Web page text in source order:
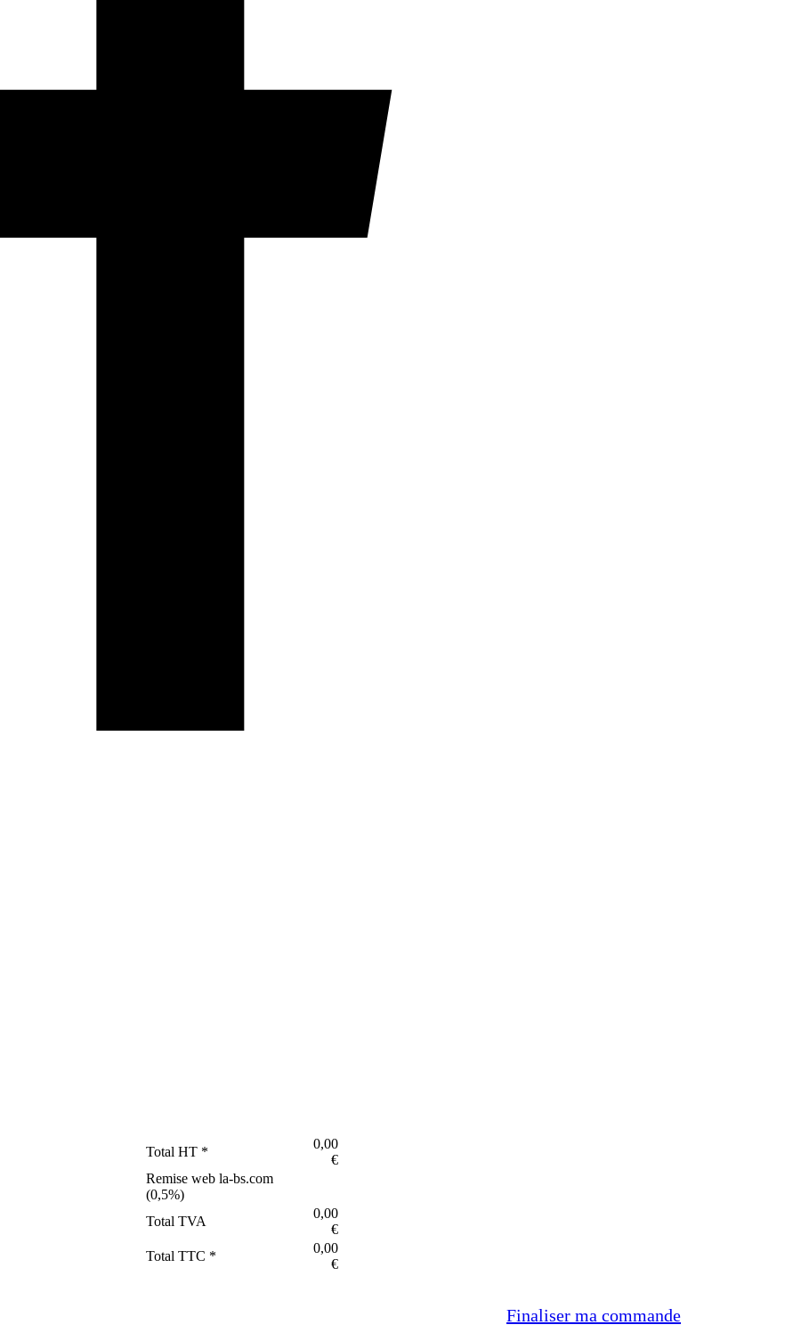
Total HT *
0,00
€
Remise web la-bs.com
(0,5%)
Total TVA
0,00
€
Total TTC *
0,00
€
Finaliser ma commande